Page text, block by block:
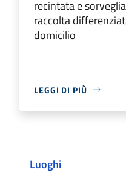
recintata e
raccolta
domicilio
LEGGI DI PIÙ
Luoghi